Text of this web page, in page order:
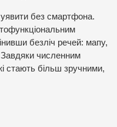
без смартфона.
безліч речей: мапу,
Завдяки численним
стають більш зручними,